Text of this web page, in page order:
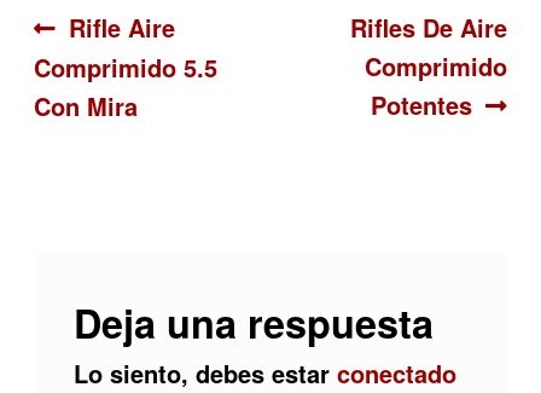
Navegación
de
Anterior:
Rifle Aire
Comprimido 5.5
Con Mira
Siguiente:
Rifles De Aire
Comprimido
Potentes
Deja una respuesta
Lo siento, debes estar conectado